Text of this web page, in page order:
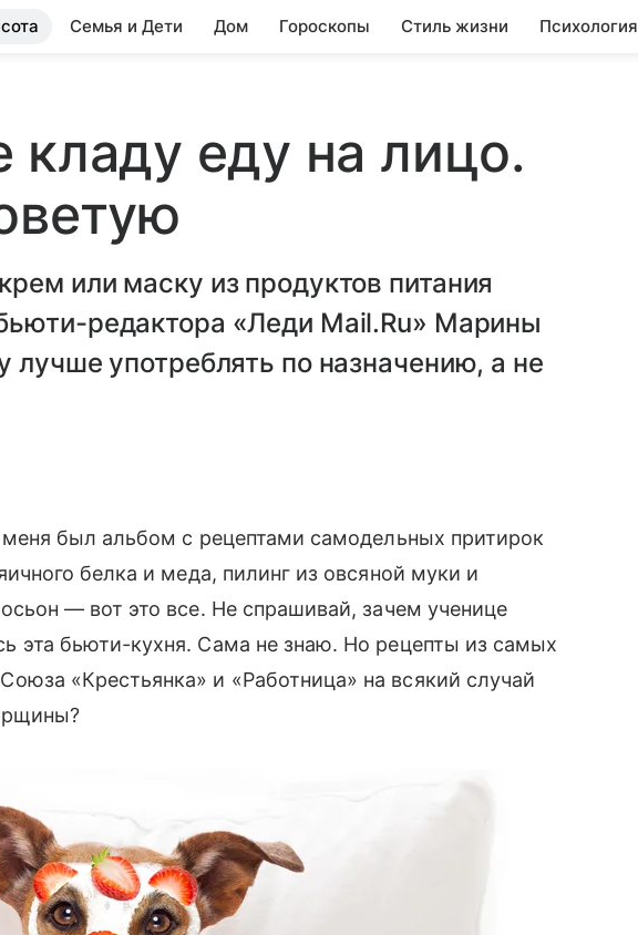
Семья и Дети Дом Гороскопы Стиль жизни Психология
кладу еду на лицо.
или маску из продуктов питания
редактора «Леди Mail.Ru» Марины
лучше употреблять по назначению, а не
был альбом с рецептами самодельных притирок
белка и меда, пилинг из овсяной муки и
— вот это все. Не спрашивай, зачем ученице
эта бьюти-кухня. Сама не знаю. Но рецепты из самых
«Крестьянка» и «Работница» на всякий случай